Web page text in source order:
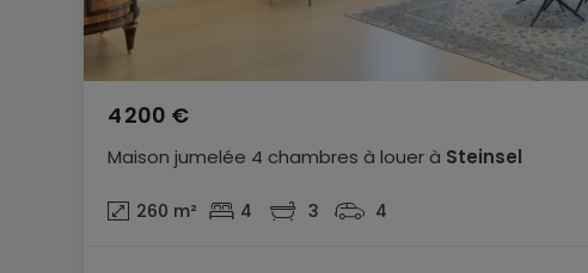
Maison jumelée 4 chambres à louerà Steinsel
4 200 €
260 m² 4 3 4